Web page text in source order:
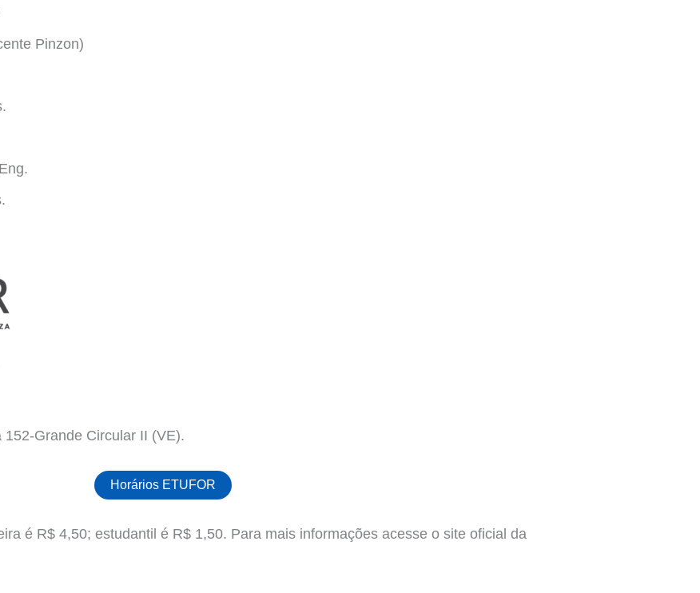
Pinzon)
Grande Circular II (VE).
Horários ETUFOR
é R$ 4,50; estudantil é R$ 1,50. Para mais informações acesse o site oficial da